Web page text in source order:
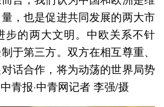
，也是促进共同发展的两大市
步的两大文明。中欧关系不针
于第三方。双方在相互尊重、
话合作，将为动荡的世界局势
青报·中青网记者 李强/摄